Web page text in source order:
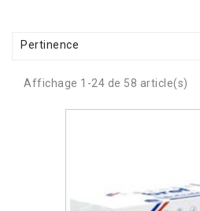
Pertinence
Affichage 1-24 de 58 article(s)